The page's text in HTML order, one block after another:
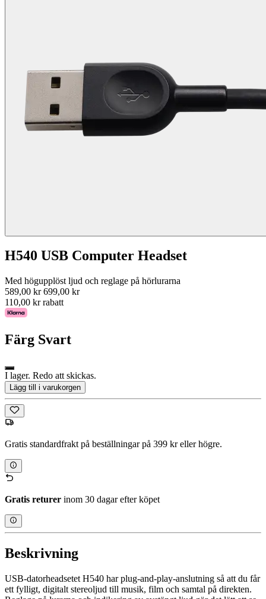
H540 USB Computer Headset
Med högupplöst ljud och reglage på hörlurarna
589,00 kr 699,00 kr
110,00 kr rabatt
Färg Svart
I lager. Redo att skickas.
Lägg till i varukorgen
Gratis standardfrakt på beställningar på 399 kr eller högre.
Gratis returer inom 30 dagar efter köpet
Beskrivning
USB-datorheadsetet H540 har plug-and-play-anslutning så att du får
ett fylligt, digitalt stereoljud till musik, film och samtal på direkten.